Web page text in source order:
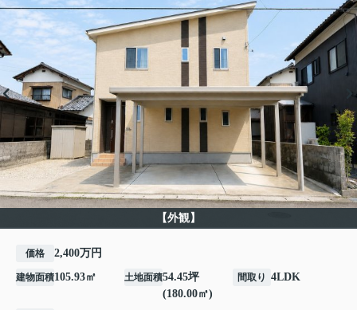
【外観】
価格 2,400万円
建物面積105.93㎡ 土地面積54.45坪
(180.00㎡)
間取り 4LDK